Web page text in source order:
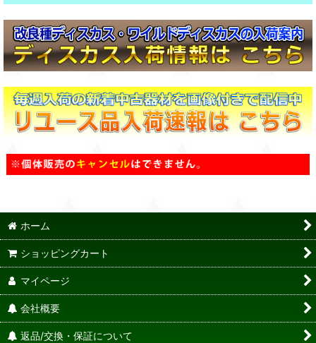
ホーム
ショッピングカート
マイページ
会社概要
返品/交換・保証について